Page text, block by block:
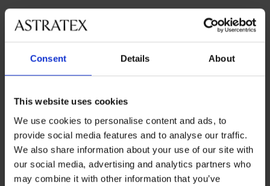
Consent Details About
This website uses cookies
We use cookies to personalise content and ads, to
provide social media features and to analyse our traffic.
We also share information about your use of our site with
our social media, advertising and analytics partners who
may combine it with other information that you’ve
Iz iste kolekcije Prikazati